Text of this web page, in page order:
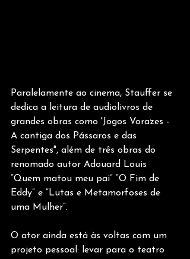
Paralelamente ao cinema, Stauffer se
dedica a leitura de audiolivros de
grandes obras como 'Jogos Vorazes -
A cantiga dos Pássaros e das
Serpentes", além de três obras do
renomado autor Adouard Louis
“Quem matou meu pai” “O Fim de
Eddy” e “Lutas e Metamorfoses de
uma Mulher”.
O ator ainda está às voltas com um
projeto pessoal: levar para o teatro